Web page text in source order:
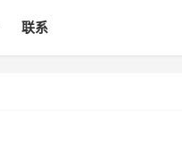
联系